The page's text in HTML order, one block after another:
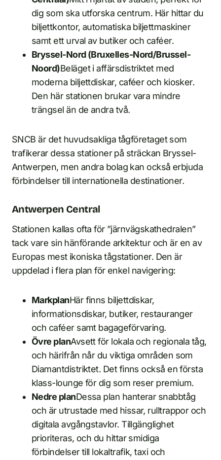
dig som ska utforska centrum. Här hittar du
biljettkontor, automatiska biljettmaskiner
samt ett urval av butiker och caféer.
Bryssel-Nord (Bruxelles-Nord/Brussel-
Noord)Beläget i affärsdistriktet med
moderna biljettdiskar, caféer och kiosker.
Den här stationen brukar vara mindre
trängsel än de andra två.
SNCB är det huvudsakliga tågföretaget som
trafikerar dessa stationer på sträckan Bryssel-
Antwerpen, men andra bolag kan också erbjuda
förbindelser till internationella destinationer.
Antwerpen Central
Stationen kallas ofta för ”järnvägskathedralen”
tack vare sin hänförande arkitektur och är en av
Europas mest ikoniska tågstationer. Den är
uppdelad i flera plan för enkel navigering:
MarkplanHär finns biljettdiskar,
informationsdiskar, butiker, restauranger
och caféer samt bagageförvaring.
Övre planAvsett för lokala och regionala tåg,
och härifrån når du viktiga områden som
Diamantdistriktet. Det finns också en första
klass-lounge för dig som reser premium.
Nedre planDessa plan hanterar snabbtåg
och är utrustade med hissar, rulltrappor och
digitala avgångstavlor. Tillgänglighet
prioriteras, och du hittar smidiga
förbindelser till lokaltrafik, taxi och